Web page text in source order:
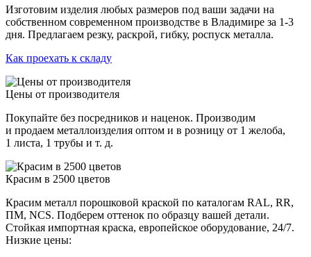
Изготовим изделия любых размеров под ваши задачи на
собственном современном производстве в Владимире за 1-3
дня. Предлагаем резку, раскрой, гибку, роспуск металла.
Как проехать к складу
Цены от производителя
Покупайте без посредников и наценок. Производим
и продаем металлоизделия оптом и в розницу от 1 желоба,
1 листа, 1 трубы и т. д.
Красим в 2500 цветов
Красим металл порошковой краской по каталогам RAL, RR,
ПМ, NCS. Подберем оттенок по образцу вашей детали.
Стойкая импортная краска, европейское оборудование, 24/7.
Низкие цены: